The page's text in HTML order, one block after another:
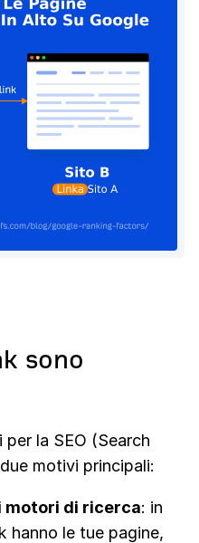
sono
la SEO (Search
motivi principali:
motori di ricerca: in
hanno le tue pagine,